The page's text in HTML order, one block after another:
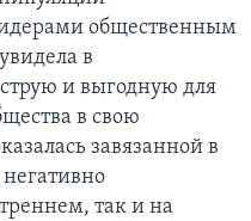
общественным
в
и выгодную для
в свою
завязанной в
так и на